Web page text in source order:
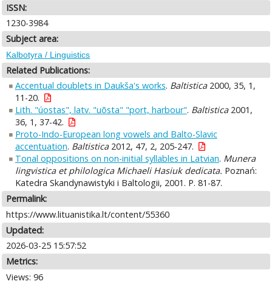
ISSN:
1230-3984
Subject area:
Kalbotyra / Linguistics
Related Publications:
Accentual doublets in Daukša's works. Baltistica2000, 35, 1,
11-20.
Lith. "úostas", latv. "uõsta" "port, harbour". Baltistica2001,
36, 1, 37-42.
Proto-Indo-European long vowels and Balto-Slavic
accentuation. Baltistica2012, 47, 2, 205-247.
Tonal oppositions on non-initial syllables in Latvian. Munera
lingvistica et philologica Michaeli Hasiuk dedicata. Poznań:
Katedra Skandynawistyki i Baltologii, 2001. P. 81-87.
Permalink:
https://www.lituanistika.lt/content/55360
Updated:
2026-03-25 15:57:52
Metrics:
Views: 96